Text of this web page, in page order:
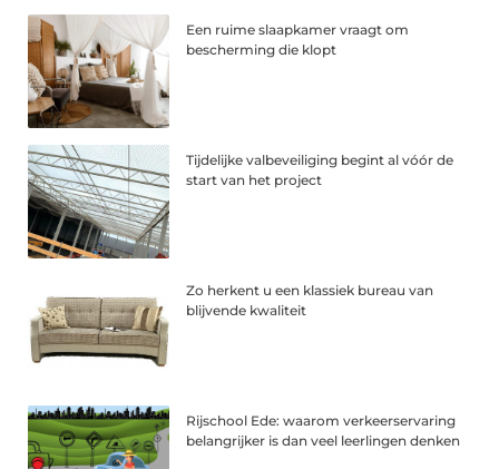
Een ruime slaapkamer vraagt om
bescherming die klopt
Tijdelijke valbeveiliging begint al vóór de
start van het project
Zo herkent u een klassiek bureau van
blijvende kwaliteit
Rijschool Ede: waarom verkeerservaring
belangrijker is dan veel leerlingen denken